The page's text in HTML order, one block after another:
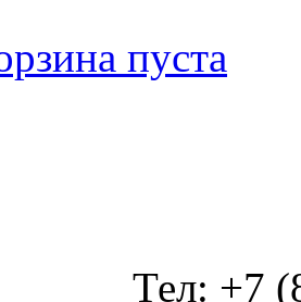
пуста
Тел: +7